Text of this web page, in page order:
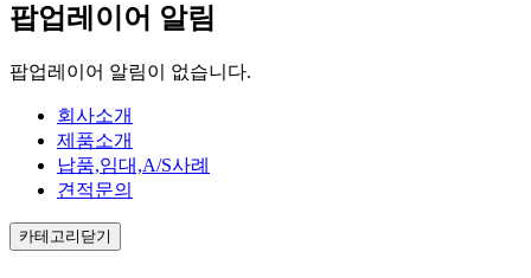
팝업레이어 알림
팝업레이어 알림이 없습니다.
회사소개
제품소개
납품,임대,A/S사례
견적문의
카테고리닫기